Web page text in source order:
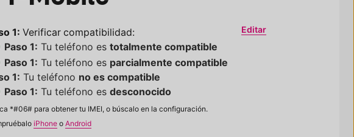
1: Verificar compatibilidad:
Paso 1: Tu teléfono es totalmente compatible
Paso 1: Tu teléfono es parcialmente compatible
1: Tu teléfono no es compatible
Paso 1: Tu teléfono es desconocido
*#06# para obtener tu IMEI, o búscalo en la configuración.
iPhone o Android
Editar